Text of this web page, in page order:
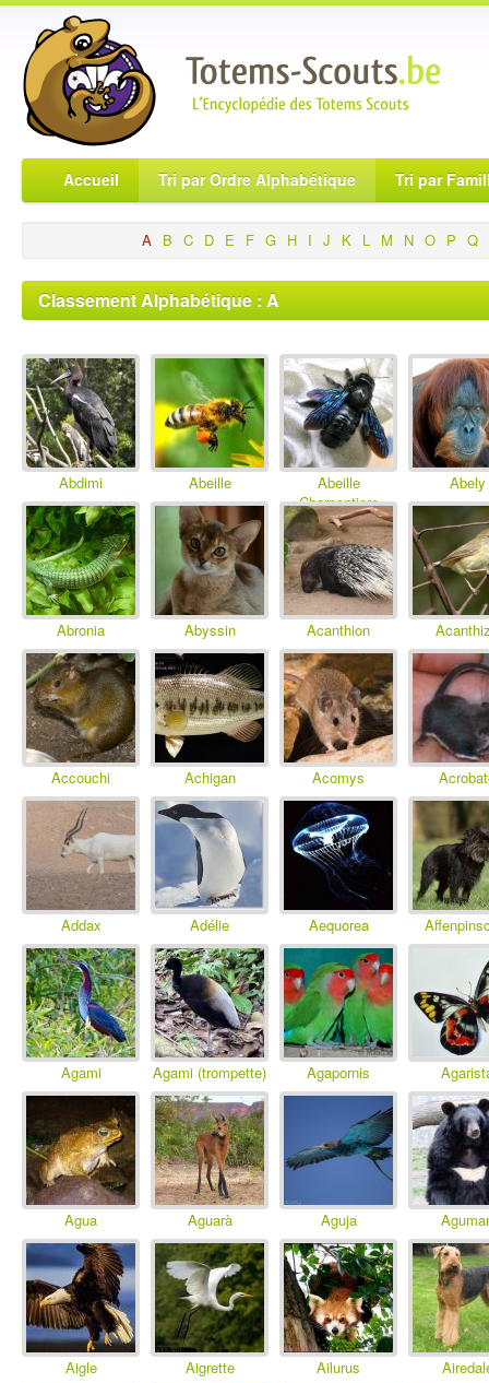
Accueil Tri par Ordre Alphabétique Tri par
A B C D E F G H I J K L M N O P Q
Classement Alphabétique : A
Abdimi Abeille
Abeille
Charpentiere
Abely
Abronia Abyssin Acanthion
Accouchi Achigan Acomys
Addax Adélie Aequorea
Agami Agami (trompette) Agapornis
Agua Aguarà Aguja
Aigle Aigrette Ailurus